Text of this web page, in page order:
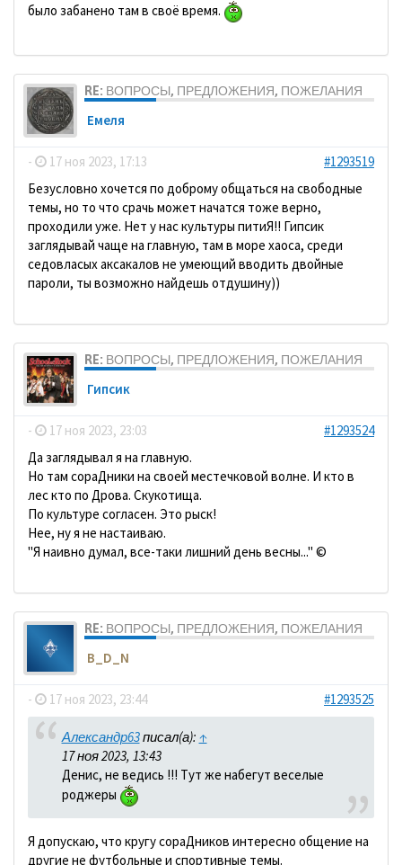
было забанено там в своё время.
RE: ВОПРОСЫ, ПРЕДЛОЖЕНИЯ, ПОЖЕЛАНИЯ
Емеля
- 17 ноя 2023, 17:13
#1293519
Безусловно хочется по доброму общаться на свободные
темы, но то что срачь может начатся тоже верно,
проходили уже. Нет у нас культуры питиЯ!! Гипсик
заглядывай чаще на главную, там в море хаоса, среди
седовласых аксакалов не умеющий вводить двойные
пароли, ты возможно найдешь отдушину))
RE: ВОПРОСЫ, ПРЕДЛОЖЕНИЯ, ПОЖЕЛАНИЯ
Гипсик
- 17 ноя 2023, 23:03
#1293524
Да заглядывал я на главную.
Но там сораДники на своей местечковой волне. И кто в
лес кто по Дрова. Скукотища.
По культуре согласен. Это рыск!
Нее, ну я не настаиваю.
"Я наивно думал, все-таки лишний день весны..." ©
RE: ВОПРОСЫ, ПРЕДЛОЖЕНИЯ, ПОЖЕЛАНИЯ
B_D_N
- 17 ноя 2023, 23:44 #1293525
Александр63писал(а): ↑
17 ноя 2023, 13:43
Денис, не ведись !!! Тут же набегут веселые
роджеры
Я допускаю, что кругу сораДников интересно общение на
другие не футбольные и спортивные темы.